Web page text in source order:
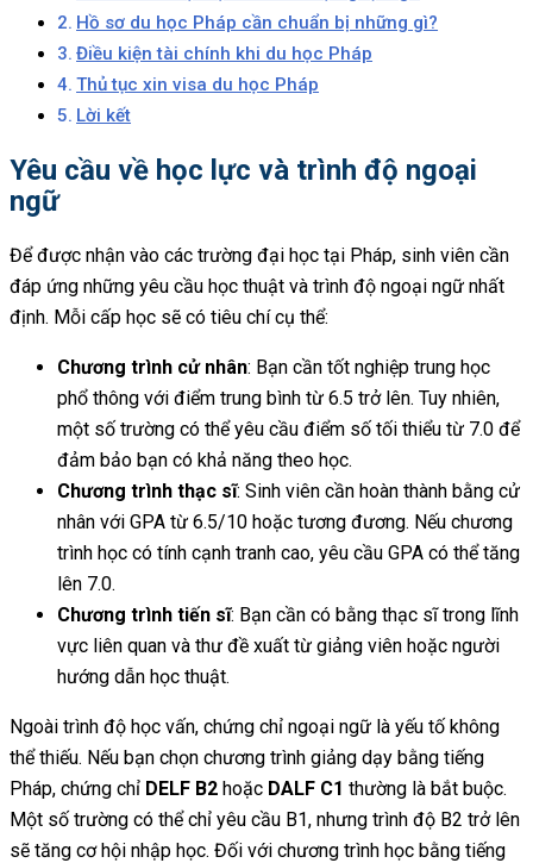
Hồ sơ du học Pháp cần chuẩn bị những gì?
Điều kiện tài chính khi du học Pháp
Thủ tục xin visa du học Pháp
Lời kết
Yêu cầu về học lực và trình độ ngoại
ngữ
Để được nhận vào các trường đại học tại Pháp, sinh viên cần
đáp ứng những yêu cầu học thuật và trình độ ngoại ngữ nhất
định. Mỗi cấp học sẽ có tiêu chí cụ thể:
Chương trình cử nhân: Bạn cần tốt nghiệp trung học
phổ thông với điểm trung bình từ 6.5 trở lên. Tuy nhiên,
một số trường có thể yêu cầu điểm số tối thiểu từ 7.0 để
đảm bảo bạn có khả năng theo học.
Chương trình thạc sĩ: Sinh viên cần hoàn thành bằng cử
nhân với GPA từ 6.5/10 hoặc tương đương. Nếu chương
trình học có tính cạnh tranh cao, yêu cầu GPA có thể tăng
lên 7.0.
Chương trình tiến sĩ: Bạn cần có bằng thạc sĩ trong lĩnh
vực liên quan và thư đề xuất từ giảng viên hoặc người
hướng dẫn học thuật.
Ngoài trình độ học vấn, chứng chỉ ngoại ngữ là yếu tố không
thể thiếu. Nếu bạn chọn chương trình giảng dạy bằng tiếng
Pháp, chứng chỉ DELF B2 hoặc DALF C1 thường là bắt buộc.
Một số trường có thể chỉ yêu cầu B1, nhưng trình độ B2 trở lên
sẽ tăng cơ hội nhập học. Đối với chương trình học bằng tiếng